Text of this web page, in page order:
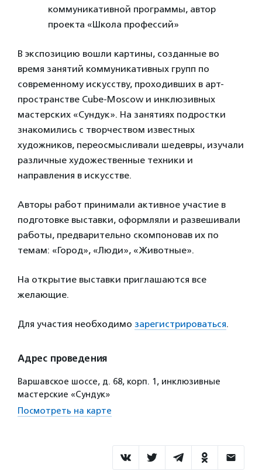
коммуникативной программы, автор
проекта «Школа профессий»
В экспозицию вошли картины, созданные во
время занятий коммуникативных групп по
современному искусству, проходивших в арт-
пространстве Cube-Moscow и инклюзивных
мастерских «Сундук». На занятиях подростки
знакомились с творчеством известных
художников, переосмысливали шедевры, изучали
различные художественные техники и
направления в искусстве.
Авторы работ принимали активное участие в
подготовке выставки, оформляли и развешивали
работы, предварительно скомпоновав их по
темам: «Город», «Люди», «Животные».
На открытие выставки приглашаются все
желающие.
Для участия необходимо зарегистрироваться.
Адрес проведения
Варшавское шоссе, д. 68, корп. 1, инклюзивные
мастерские «Сундук»
Посмотреть на карте